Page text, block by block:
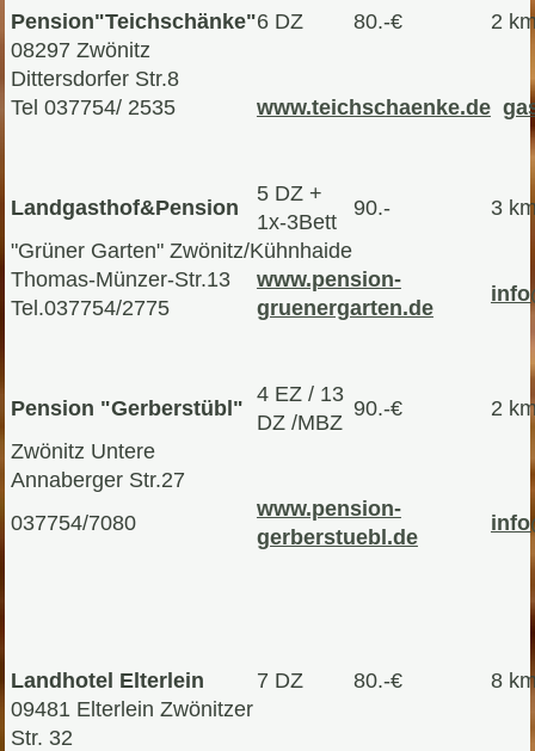
Pension"Teichschänke"6 DZ 80.-€
2
08297 Zwönitz
Dittersdorfer Str.8
Tel 037754/ 2535
www.teichschaenke.de
Landgasthof&Pension
5 DZ +
1x-3Bett
90.-
3
"Grüner Garten" Zwönitz/Kühnhaide
Thomas-Münzer-Str.13
Tel.037754/2775
www.pension-
gruenergarten.de
Pension "Gerberstübl"
4 EZ / 13
DZ /MBZ
90.-€
2
Zwönitz Untere
Annaberger Str.27
037754/7080
www.pension-
gerberstuebl.de
Landhotel Elterlein 7 DZ 80.-€
8
09481 Elterlein Zwönitzer
Str. 32